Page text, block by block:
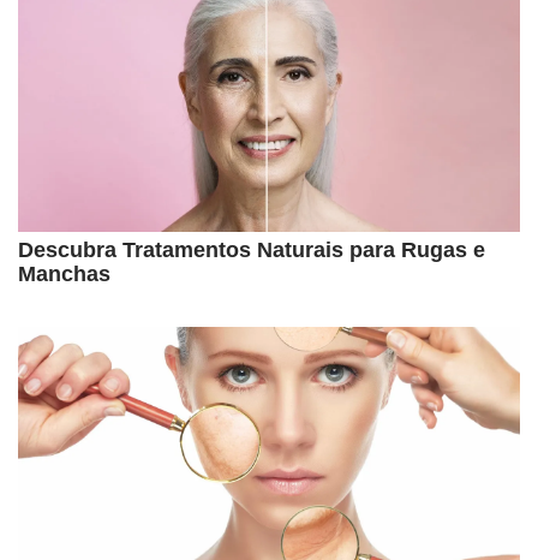
Descubra Tratamentos Naturais para Rugas e
Manchas